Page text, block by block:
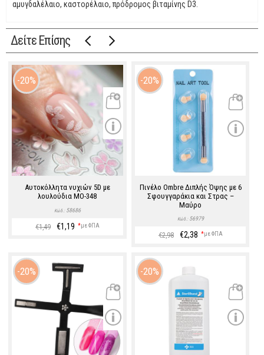
αμυγδαλέλαιο, καστορέλαιο, πρόδρομος βιταμίνης D3.
Δείτε Επίσης
20%
Αυτοκόλλητα νυχιών 5D με
λουλούδια MO-348
Κώδ.: 58686
€1,49 €1,19 *με ΦΠΑ
20%
Πινέλο Ombre Διπλής Όψης με 6
Σφουγγαράκια και Στρας –
Μαύρο
Κώδ.: 56979
€2,98 €2,38 *με ΦΠΑ
20% 20%